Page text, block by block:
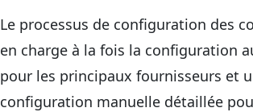
Le processus de configuration des
en charge à la fois la configuration
pour les principaux fournisseurs et
configuration manuelle détaillée